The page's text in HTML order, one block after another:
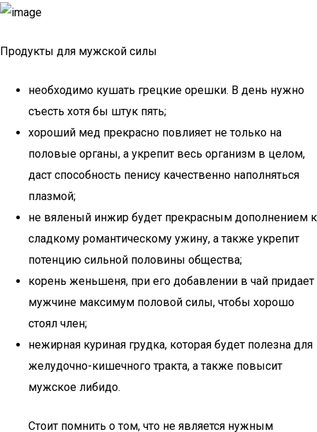
Продукты для мужской силы
необходимо кушать грецкие орешки. В день нужно
съесть хотя бы штук пять;
хороший мед прекрасно повлияет не только на
половые органы, а укрепит весь организм в целом,
даст способность пенису качественно наполняться
плазмой;
не вяленый инжир будет прекрасным дополнением к
сладкому романтическому ужину, а также укрепит
потенцию сильной половины общества;
корень женьшеня, при его добавлении в чай придает
мужчине максимум половой силы, чтобы хорошо
стоял член;
нежирная куриная грудка, которая будет полезна для
желудочно-кишечного тракта, а также повысит
мужское либидо.
Стоит помнить о том, что не является нужным